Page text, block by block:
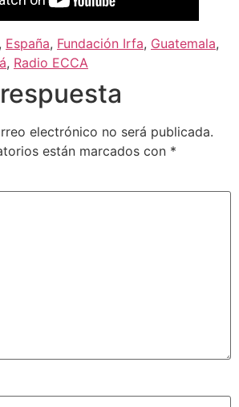
, España, Fundación Irfa, Guatemala,
, Radio ECCA
electrónico no será publicada.
están marcados con *